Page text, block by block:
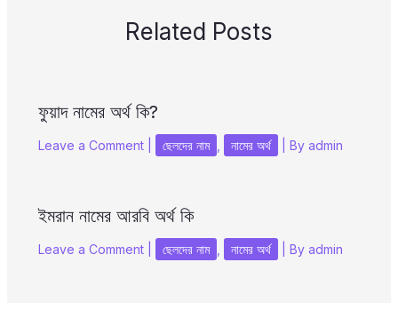
Related Posts
ফুয়াদ নামের অর্থ কি?
Leave a Comment ছেলদের নাম নামের অর্থ | By admin
ইমরান নামের আরবি অর্থ কি
Leave a Comment ছেলদের নাম নামের অর্থ | By admin